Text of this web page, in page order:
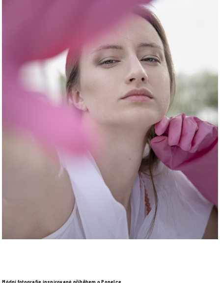
Módní fotografie inspirované příběhem o Popelce